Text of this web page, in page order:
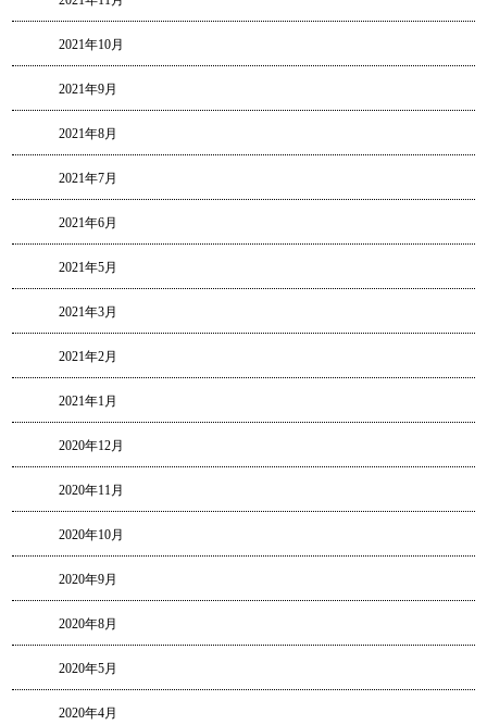
2021年10月
2021年9月
2021年8月
2021年7月
2021年6月
2021年5月
2021年3月
2021年2月
2021年1月
2020年12月
2020年11月
2020年10月
2020年9月
2020年8月
2020年5月
2020年4月